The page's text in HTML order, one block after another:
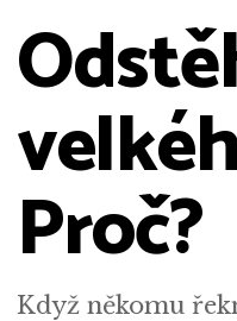
Proč?
Když někomu